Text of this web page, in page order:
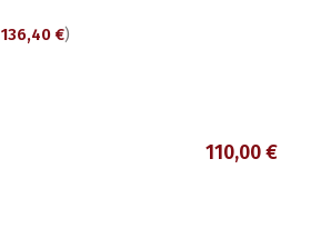
136,40 €)
110,00€